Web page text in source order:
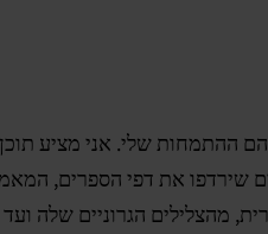
ההתמחות שלי. אני מציע
שירדפו את דפי הספרים,
הגרוניים שלה ועד